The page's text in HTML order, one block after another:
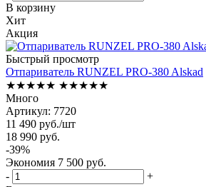
В корзину
Хит
Акция
Быстрый просмотр
Отпариватель RUNZEL PRO-380 Alskad
★★★★★ ★★★★★
Много
Артикул: 7720
11 490 руб./шт
18 990 руб.
-39%
Экономия 7 500 руб.
-
+